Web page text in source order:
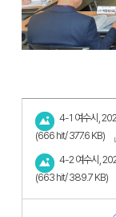
4-1 여수시,
(666 hit/ 377.6 KB)
4-2 여수시,
(663 hit/ 389.7 KB)